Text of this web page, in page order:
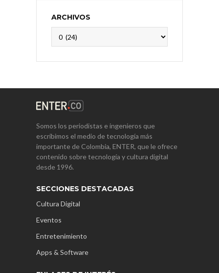
ARCHIVOS
Somos los periodistas e ingenieros que
escribimos el medio de tecnología más
importante de Colombia, ENTER, que le ofrece
contenido sobre tecnología y cultura digital
desde 1996.
SECCIONES DESTACADAS
Cultura Digital
Eventos
Entretenimiento
Apps & Software